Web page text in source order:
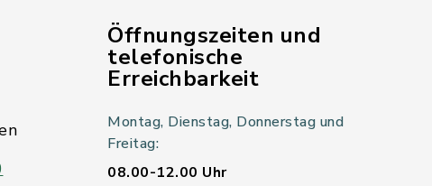
Öffnungszeiten und
telefonische
Erreichbarkeit
Montag, Dienstag, Donnerstag und
Freitag:
08.00-12.00 Uhr